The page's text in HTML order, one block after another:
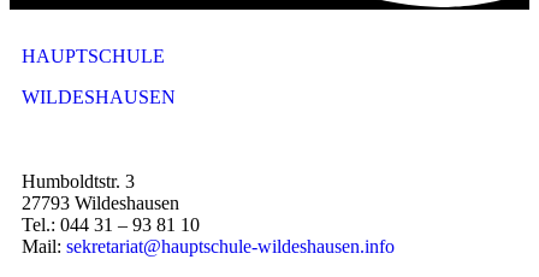
HAUPTSCHULE
WILDESHAUSEN
Humboldtstr. 3
27793 Wildeshausen
Tel.: 044 31 – 93 81 10
Mail: sekretariat@hauptschule-wildeshausen.info